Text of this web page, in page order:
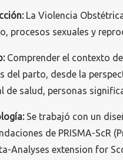
La Violencia
procesos sexuales y
Comprender el contexto
del parto, desde la
de salud, personas
Se trabajó con un
de PRISMA-ScR
Analyses extension for